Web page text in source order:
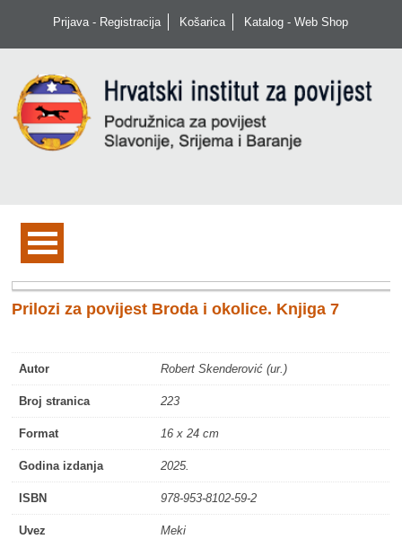
Prijava - Registracija Košarica Katalog - Web Shop
Prilozi za povijest Broda i okolice. Knjiga 7
Autor Robert Skenderović (ur.)
Broj stranica 223
Format 16 x 24 cm
Godina izdanja 2025.
ISBN 978-953-8102-59-2
Uvez Meki